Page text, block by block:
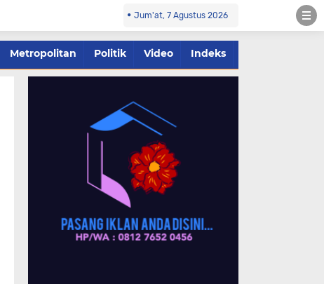
Jum'at, 7 Agustus 2026
Metropolitan Politik Video Indeks